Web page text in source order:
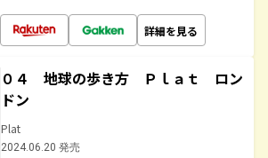
詳細を見る
０４ 地球の歩き方 Ｐｌａｔ ロン
ドン
Plat
2024.06.20 発売